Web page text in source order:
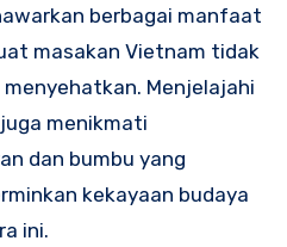
berbagai manfaat
masakan Vietnam tidak
Menjelajahi
menikmati
dan bumbu yang
kekayaan budaya
ini.